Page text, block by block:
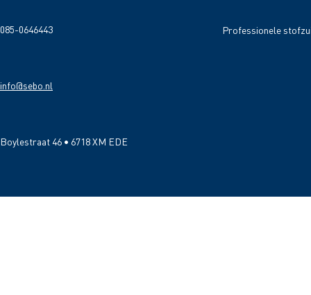
085-0646443 Professionele
info@sebo.nl
Boylestraat 46 • 6718 XM EDE